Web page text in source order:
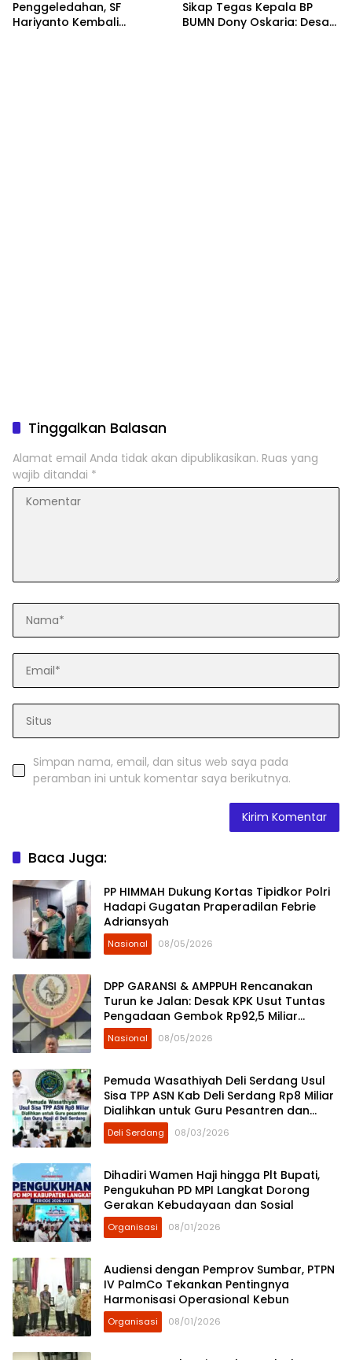
Penggeledahan, SF
Hariyanto Kembali
Sikap Tegas Kepala BP
BUMN Dony Oskaria: Desak
Tinggalkan Balasan
Alamat email Anda tidak akan dipublikasikan. Ruas yang
wajib ditandai *
Simpan nama, email, dan situs web saya pada
peramban ini untuk komentar saya berikutnya.
Baca Juga:
PP HIMMAH Dukung Kortas Tipidkor Polri
Hadapi Gugatan Praperadilan Febrie
Adriansyah
Nasional 08/05/2026
DPP GARANSI & AMPPUH Rencanakan
Turun ke Jalan: Desak KPK Usut Tuntas
Pengadaan Gembok Rp92,5 Miliar
Ditjenpas
Nasional 08/05/2026
Pemuda Wasathiyah Deli Serdang Usul
Sisa TPP ASN Kab Deli Serdang Rp8 Miliar
Dialihkan untuk Guru Pesantren dan
Guru Ngaji
Deli Serdang 08/03/2026
Dihadiri Wamen Haji hingga Plt Bupati,
Pengukuhan PD MPI Langkat Dorong
Gerakan Kebudayaan dan Sosial
Organisasi 08/01/2026
Audiensi dengan Pemprov Sumbar, PTPN
IV PalmCo Tekankan Pentingnya
Harmonisasi Operasional Kebun
Organisasi 08/01/2026